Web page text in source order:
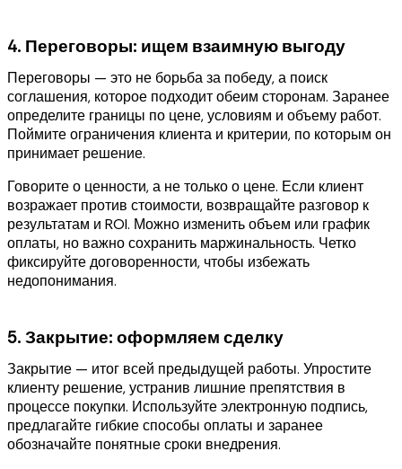
4. Переговоры: ищем взаимную выгоду
Переговоры — это не борьба за победу, а поиск
соглашения, которое подходит обеим сторонам. Заранее
определите границы по цене, условиям и объему работ.
Поймите ограничения клиента и критерии, по которым он
принимает решение.
Говорите о ценности, а не только о цене. Если клиент
возражает против стоимости, возвращайте разговор к
результатам и ROI. Можно изменить объем или график
оплаты, но важно сохранить маржинальность. Четко
фиксируйте договоренности, чтобы избежать
недопонимания.
5. Закрытие: оформляем сделку
Закрытие — итог всей предыдущей работы. Упростите
клиенту решение, устранив лишние препятствия в
процессе покупки. Используйте электронную подпись,
предлагайте гибкие способы оплаты и заранее
обозначайте понятные сроки внедрения.